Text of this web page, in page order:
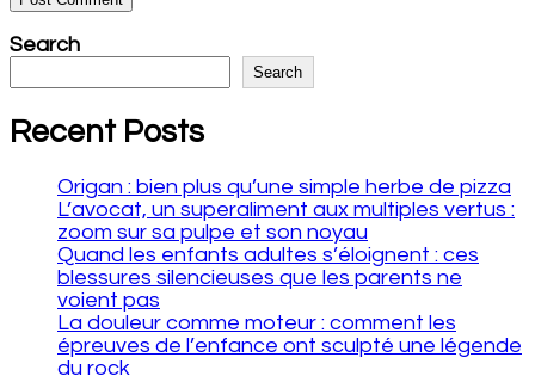
Search
Search
Recent Posts
Origan : bien plus qu’une simple herbe de pizza
L’avocat, un superaliment aux multiples vertus :
zoom sur sa pulpe et son noyau
Quand les enfants adultes s’éloignent : ces
blessures silencieuses que les parents ne
voient pas
La douleur comme moteur : comment les
épreuves de l’enfance ont sculpté une légende
du rock